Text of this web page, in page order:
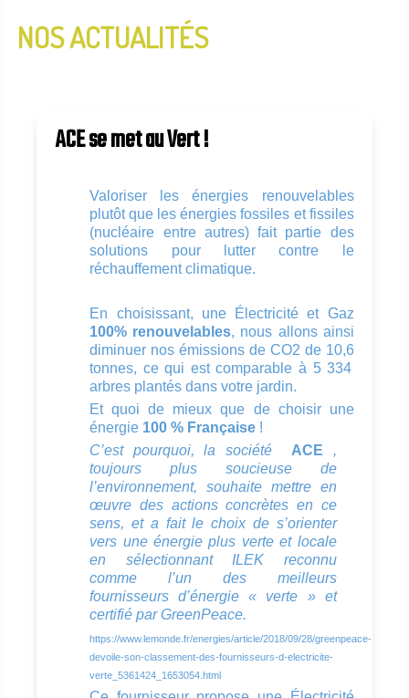
InfoLettre N°2 - Janvier 2020
NOS ACTUALITÉS
ACE se met au Vert !
Valoriser les énergies renouvelables
plutôt que les énergies fossiles et fissiles
(nucléaire entre autres) fait partie des
solutions pour lutter contre le
réchauffement climatique.
En choisissant, une Électricité et Gaz
100% renouvelables, nous allons ainsi
diminuer nos émissions de CO2 de 10,6
tonnes, ce qui est comparable à 5 334
arbres p lantés dans votre jardin.
Et quoi de mieux que de choisir une
énergie 100 % Française !
C’est pourquoi, la société
ACE ,
toujours plus soucieuse de
l’environnement, souhaite mettre en
œuvre des actions concrètes en ce
sens, et a fait le choix de s’orienter
vers une énergie plus verte et locale
en sélectionnant ILEK reconnu
comme l’un des meilleurs
fournisseurs d’énergie « verte » et
certifié par GreenPeace.
https://www.lemonde.fr/energies/article/2018/09/28/greenpeace-
devoile-son-classement-des-fournisseurs-d-electricite-
verte_5361424_1653054.html